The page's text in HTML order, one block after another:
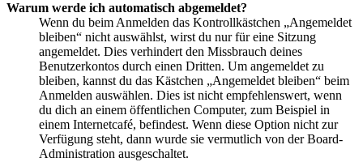
Warum werde ich automatisch abgemeldet?
Wenn du beim Anmelden das Kontrollkästchen „Angemeldet
bleiben“ nicht auswählst, wirst du nur für eine Sitzung
angemeldet. Dies verhindert den Missbrauch deines
Benutzerkontos durch einen Dritten. Um angemeldet zu
bleiben, kannst du das Kästchen „Angemeldet bleiben“ beim
Anmelden auswählen. Dies ist nicht empfehlenswert, wenn
du dich an einem öffentlichen Computer, zum Beispiel in
einem Internetcafé, befindest. Wenn diese Option nicht zur
Verfügung steht, dann wurde sie vermutlich von der Board-
Administration ausgeschaltet.